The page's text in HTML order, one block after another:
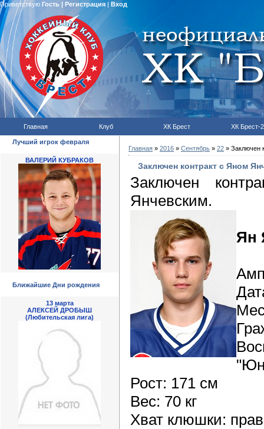
Приветствую Гость | Регистрация| Вход
Главная Клуб ХК Брест ХК Брест-2
Лучший игрок февраля
ВАЛЕРИЙ КУБРАКОВ
Ближайшие Дни рождения
13 марта
АЛЕКСЕЙ ДРОБЫШ
(Любительская лига)
Главная » 2016 » Сентябрь » 22 » Заключен
Заключен контракт с Яном
Заключен
Янчевским.
Ян
Рост: 171 см
Вес: 70 кг
Хват клюшки: